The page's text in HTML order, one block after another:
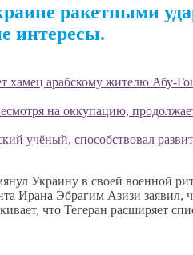
ракетными
интересы.
хамец арабскому жителю Абу-
на оккупацию,
учёный, способствовал
Украину в своей военной
Ирана Эбрагим Азизи заявил,
что Тегеран расширяет